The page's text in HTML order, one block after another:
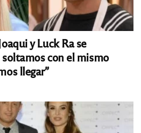
y Luck Ra se
con el mismo
llegar”